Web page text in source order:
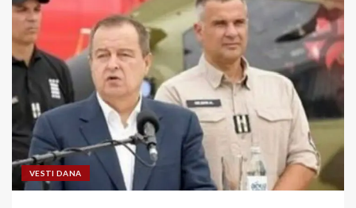
VESTI DANA